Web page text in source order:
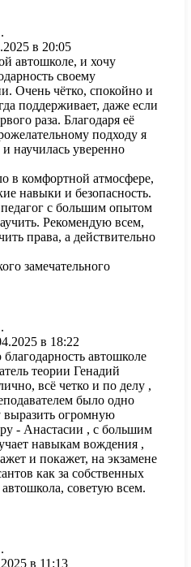
в 20:05
автошколе, и хочу
своему
Очень чётко, спокойно и
поддерживает, даже если
раза. Благодаря её
подходу я
и научилась уверенно
в комфортной атмосфере,
навыки и безопасность.
с большим опытом
Рекомендую всем,
права, а действительно
замечательного
в 18:22
автошколе
теории Генадий
всë четко и по делу ,
было одно
выразить огромную
- Анастасии , с большим
навыкам вождения ,
и покажет, на экзамене
как за собственных
советую всем.
в 11:13